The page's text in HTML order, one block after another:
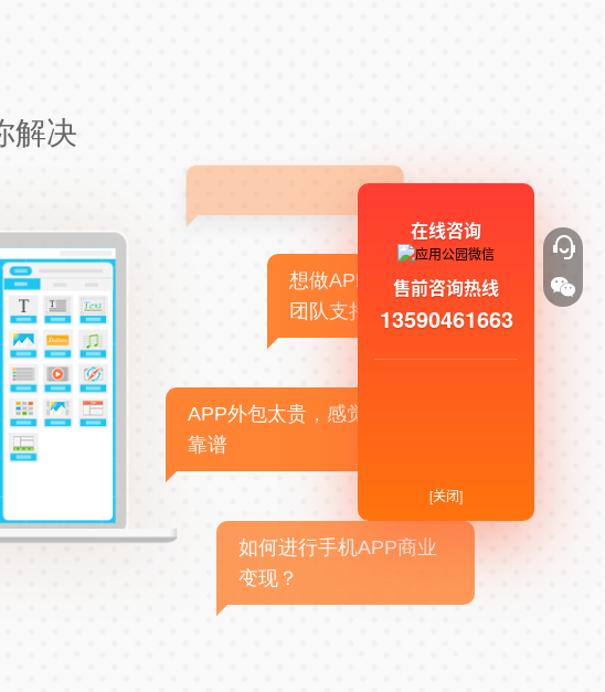
解决
想做APP，但没有技术
团队支持
APP外包太贵，感觉不
靠谱
如何进行手机APP商业
变现？
在线咨询
售前咨询热线
13590461663
[关闭]